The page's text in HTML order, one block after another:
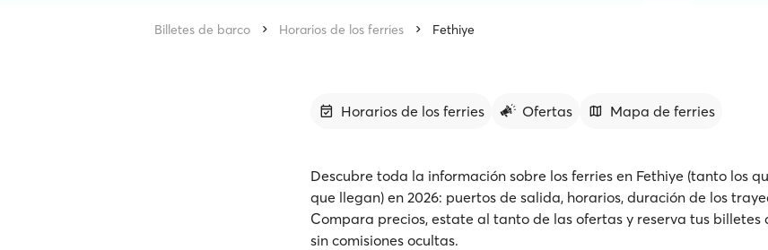
Billetes de barco Horarios de los ferries Fethiye
Horarios de los ferries Ofertas Mapa de ferries
Descubre toda la información sobre los ferries en Fethiye (tanto los
que llegan) en 2026: puertos de salida, horarios, duración de los
Compara precios, estate al tanto de las ofertas y reserva tus billetes
sin comisiones ocultas.